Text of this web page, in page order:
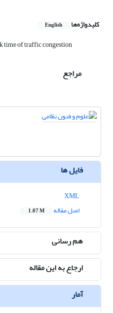
کلیدواژه‌ها English
time of traffic congestion
مراجع
فایل ها
اصل مقاله
1.07 M
هم رسانی
ارجاع به این مقاله
آمار